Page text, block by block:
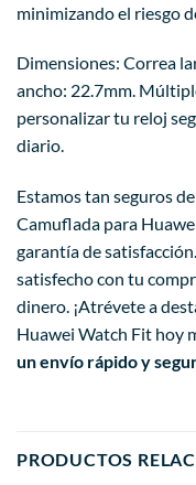
minimizando el riesgo
Dimensiones: Correa
ancho: 22.7mm.
personalizar tu reloj
diario.
Estamos tan seguros
Camuflada para
garantía de
satisfecho con tu
dinero. ¡Atrévete a
Huawei Watch Fit hoy
un envío rápido y
PRODUCTOS